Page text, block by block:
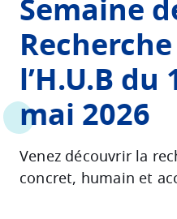
main
content
Semaine
l’H.U.B du
mai 2026
Venez découvrir la
concret, humain et